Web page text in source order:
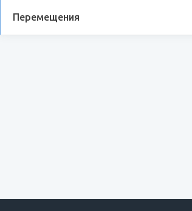
Перемещения